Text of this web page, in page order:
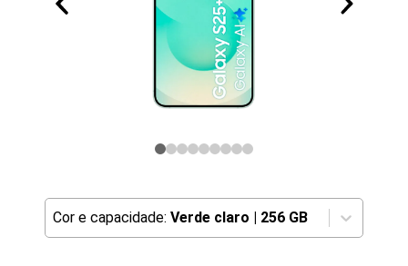
Cor e capacidade: Verde claro | 256 GB